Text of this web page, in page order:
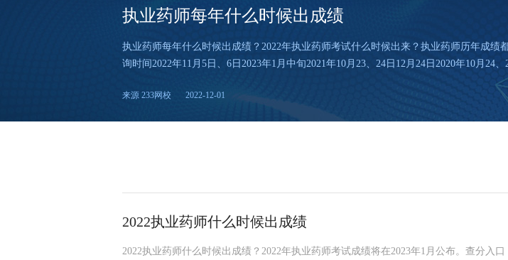
执业药师每年什么时候出成绩
执业药师每年什么时候出成绩？2022年执业药师考试什么时候出来？执业药师历年成
询时间2022年11月5日、6日2023年1月中旬2021年10月23、24日12月24日2020年10月24、
来源 233网校 2022-12-01
2022执业药师什么时候出成绩
2022执业药师什么时候出成绩？2022年执业药师考试成绩将在2023年1月公布。查分入